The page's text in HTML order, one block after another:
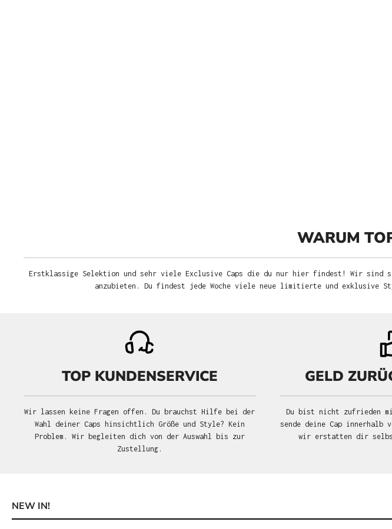
WARUM
Erstklassige Selektion und sehr viele Exclusive Caps die du nur hier findest! Wir sind
anzubieten. Du findest jede Woche viele neue limitierte und exklusive
TOP KUNDENSERVICE
Wir lassen keine Fragen offen. Du brauchst Hilfe bei der
Wahl deiner Caps hinsichtlich Größe und Style? Kein
Problem. Wir begleiten dich von der Auswahl bis zur
Zustellung.
GELD
Du bist nicht zufrieden
sende deine Cap innerhalb
wir erstatten dir
NEW IN!